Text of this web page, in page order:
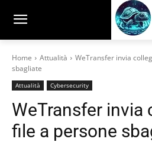
Home Attualità
WeTransfer invia
sbagliate
Attualità Cybersecurity
WeTransfer invia
file a persone